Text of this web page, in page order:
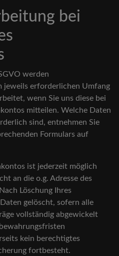
bei
werden
jeweils erforderlichen Umfang
wenn Sie uns diese bei
mitteilen. Welche Daten
sind, entnehmen Sie
Formulars auf
ist jederzeit möglich
an die o.g. Adresse des
Löschung Ihres
gelöscht, sofern alle
vollständig abgewickelt
kein berechtigtes
fortbesteht.